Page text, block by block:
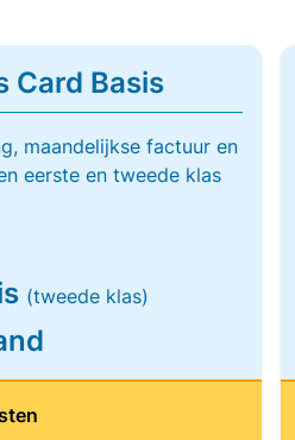
Card Basis
maandelijkse factuur en
eerste en tweede klas
(tweede klas)